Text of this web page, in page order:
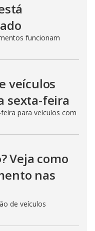
funcionam
veículos
sexta-feira
para veículos com
Veja como
nas
de veículos